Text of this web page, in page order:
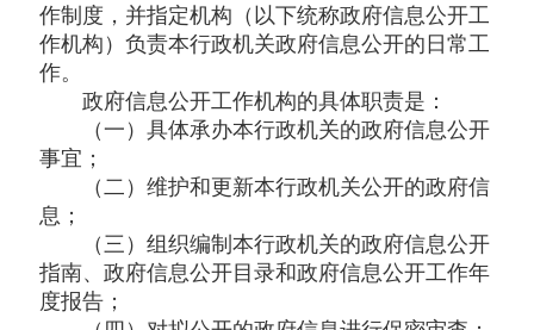
作制度，并指定机构（以下统称政府信息公开工
作机构）负责本行政机关政府信息公开的日常工
作。
政府信息公开工作机构的具体职责是：
（一）具体承办本行政机关的政府信息公开
事宜；
（二）维护和更新本行政机关公开的政府信
息；
（三）组织编制本行政机关的政府信息公开
指南、政府信息公开目录和政府信息公开工作年
度报告；